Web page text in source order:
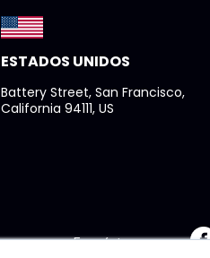
ESTADOS UNIDOS
Battery Street, San Francisco,
California 94111, US
Encuéntranos en: